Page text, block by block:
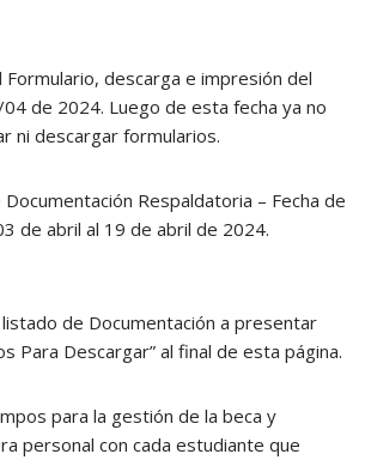
Formulario, descarga e impresión del
de 2024. Luego de esta fecha ya no
ni descargar formularios.
Respaldatoria – Fecha de
de abril al 19 de abril de 2024.
de Documentación a presentar
Para Descargar” al final de esta página.
para la gestión de la beca y
personal con cada estudiante que